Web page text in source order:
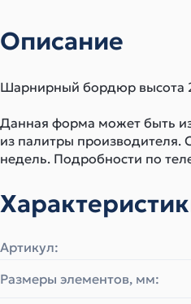
Описание
Шарнирный бордюр высота
Данная форма может быть
из палитры производителя.
недель. Подробности по
Артикул:
Размеры элементов, мм: